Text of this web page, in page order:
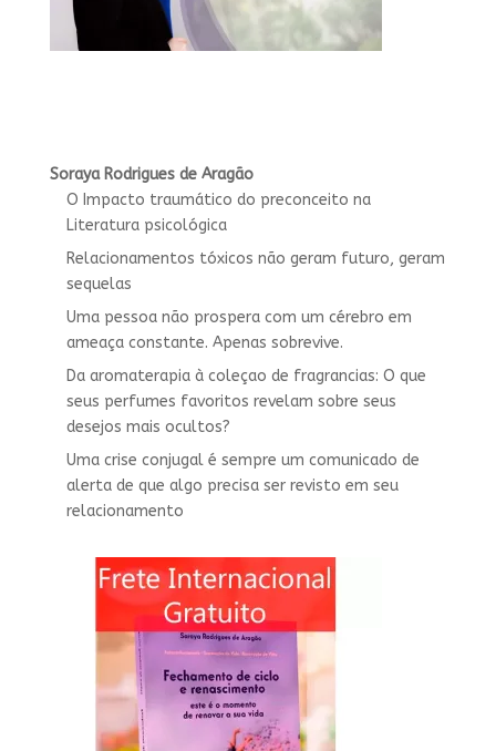
Soraya Rodrigues de Aragão
O Impacto traumático do preconceito na
Literatura psicológica
Relacionamentos tóxicos não geram futuro, geram
sequelas
Uma pessoa não prospera com um cérebro em
ameaça constante. Apenas sobrevive.
Da aromaterapia à coleçao de fragrancias: O que
seus perfumes favoritos revelam sobre seus
desejos mais ocultos?
Uma crise conjugal é sempre um comunicado de
alerta de que algo precisa ser revisto em seu
relacionamento